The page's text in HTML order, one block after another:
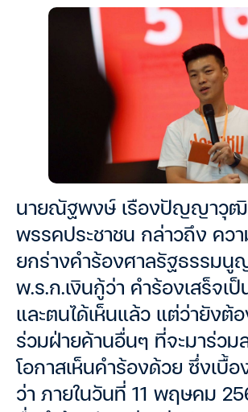
นายณัฐพงษ์ เรืองปัญญาวุฒิ
พรรคประชาชน กล่าวถึง คว
ยกร่างคำร้องศาลรัฐธรรมนู
พ.ร.ก.เงินกู้ว่า คำร้องเสร็จเ
และตนได้เห็นแล้ว แต่ว่ายังต้
ร่วมฝ่ายค้านอื่นๆ ที่จะมาร่วม
โอกาสเห็นคำร้องด้วย ซึ่งเบื้อ
ว่า ภายในวันที่ 11 พฤษคม